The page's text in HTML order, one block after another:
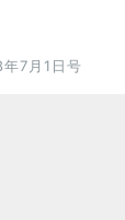
7月1日号